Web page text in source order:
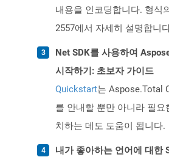
내용을 인코딩합니다. 형식
2557에서 자세히 설명합니
Net SDK를 사용하여
시작하기: 초보자 가이드
Quickstart는 Aspose.Total
를 안내할 뿐만 아니라 필요
치하는 데도 도움이 됩니다.
내가 좋아하는 언어에 대한